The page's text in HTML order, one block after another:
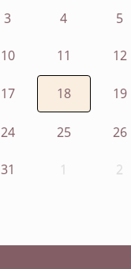
3 4 5
10 11 12
17 18 19
24 25 26
31 1 2